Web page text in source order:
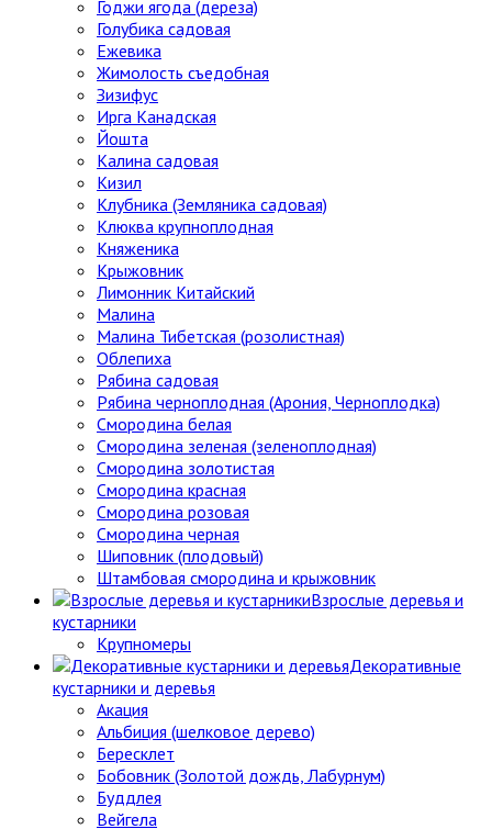
Годжи ягода (дереза)
Голубика садовая
Ежевика
Жимолость съедобная
Зизифус
Ирга Канадская
Йошта
Калина садовая
Кизил
Клубника (Земляника садовая)
Клюква крупноплодная
Княженика
Крыжовник
Лимонник Китайский
Малина
Малина Тибетская (розолистная)
Облепиха
Рябина садовая
Рябина черноплодная (Арония, Черноплодка)
Смородина белая
Смородина зеленая (зеленоплодная)
Смородина золотистая
Смородина красная
Смородина розовая
Смородина черная
Шиповник (плодовый)
Штамбовая смородина и крыжовник
Взрослые деревья и
кустарники
Крупномеры
Декоративные
кустарники и деревья
Акация
Альбиция (шелковое дерево)
Бересклет
Бобовник (Золотой дождь, Лабурнум)
Буддлея
Вейгела